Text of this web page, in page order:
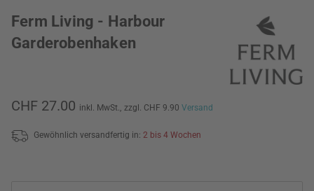
Ferm Living - Harbour
Garderobenhaken
CHF 27.00 inkl. MwSt., zzgl. CHF 9.90 Versand
Gewöhnlich versandfertig in: 2 bis 4 Wochen